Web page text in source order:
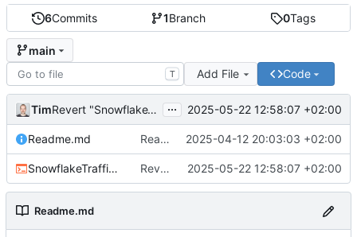
6Commits 1Branch 0Tags
main
T Add File Code
Tim Revert "SnowflakeTraffic.sh aktualisiert" ... 2025-05-22 12:58:07 +02:00
Readme.md Readme.md aktualisiert 2025-04-12 20:03:03 +02:00
SnowflakeTraffic.sh Revert "SnowflakeTraffic.sh aktualisiert" 2025-05-22 12:58:07 +02:00
Readme.md